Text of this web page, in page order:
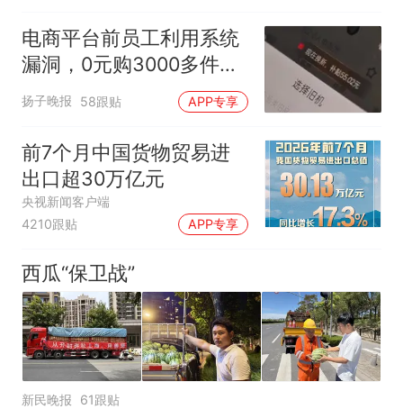
电商平台前员工利用系统
漏洞，0元购3000多件家
电！
扬子晚报 58跟贴 APP专享
前7个月中国货物贸易进
出口超30万亿元
央视新闻客户端
4210跟贴
APP专享
西瓜“保卫战”
新民晚报 61跟贴